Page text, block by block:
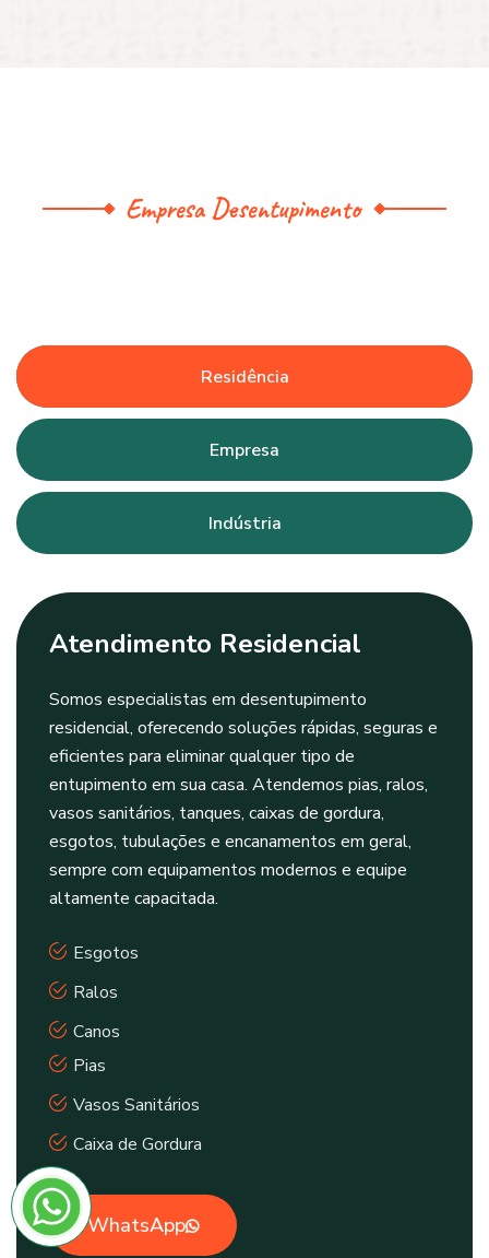
Empresa Desentupimento
Residência
Empresa
Indústria
Atendimento Residencial
Somos especialistas em desentupimento
residencial, oferecendo soluções rápidas, seguras e
eficientes para eliminar qualquer tipo de
entupimento em sua casa. Atendemos pias, ralos,
vasos sanitários, tanques, caixas de gordura,
esgotos, tubulações e encanamentos em geral,
sempre com equipamentos modernos e equipe
altamente capacitada.
Esgotos
Ralos
Canos
Pias
Vasos Sanitários
Caixa de Gordura
WhatsApp